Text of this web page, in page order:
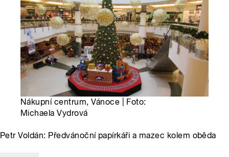
Nákupní centrum, Vánoce | Foto:
Michaela Vydrová
Petr Voldán: Předvánoční papírkáři a mazec kolem oběda